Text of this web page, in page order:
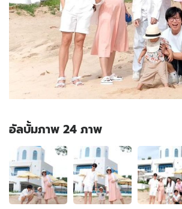
อัลบั้มภาพ 24 ภาพ
อัลบั้ม
ภาพ
24
ภาพ
ของ